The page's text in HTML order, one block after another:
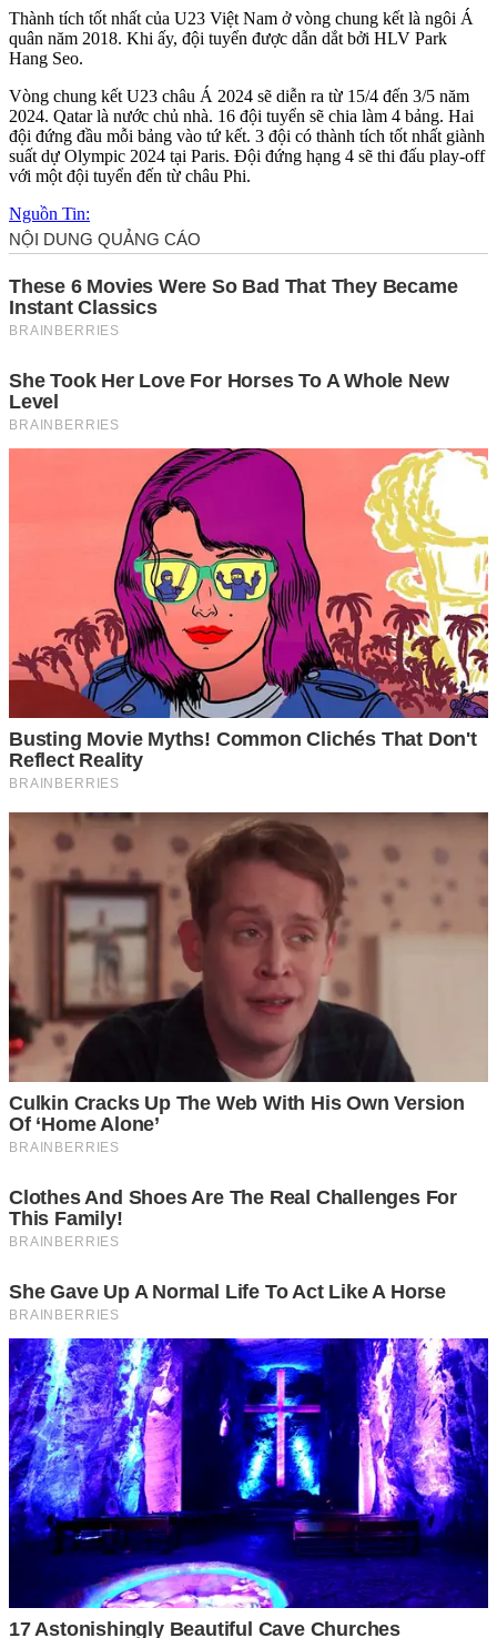
Thành tích tốt nhất của U23 Việt Nam ở vòng chung kết là ngôi Á
quân năm 2018. Khi ấy, đội tuyển được dẫn dắt bởi HLV Park
Hang Seo.
Vòng chung kết U23 châu Á 2024 sẽ diễn ra từ 15/4 đến 3/5 năm
2024. Qatar là nước chủ nhà. 16 đội tuyển sẽ chia làm 4 bảng. Hai
đội đứng đầu mỗi bảng vào tứ kết. 3 đội có thành tích tốt nhất giành
suất dự Olympic 2024 tại Paris. Đội đứng hạng 4 sẽ thi đấu play-off
với một đội tuyển đến từ châu Phi.
Nguồn Tin: